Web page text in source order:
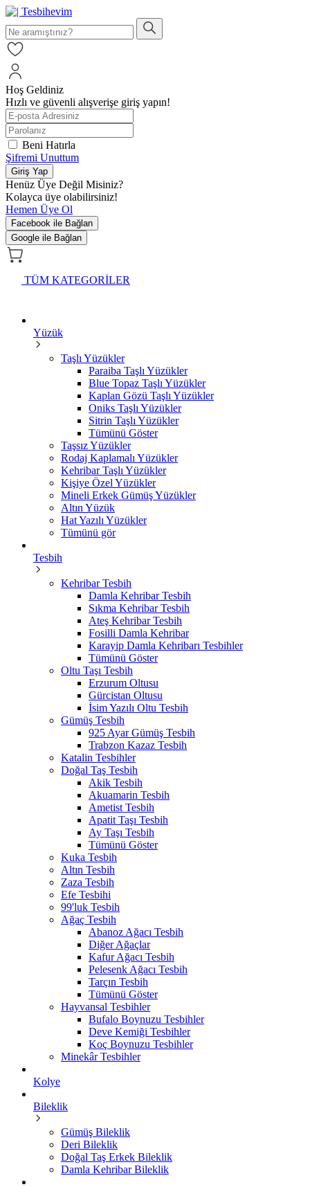
Hoş Geldiniz
Hızlı ve güvenli alışverişe giriş yapın!
Beni Hatırla
Şifremi Unuttum
Giriş Yap
Henüz Üye Değil Misiniz?
Kolayca üye olabilirsiniz!
Hemen Üye Ol
Facebook ile Bağlan
Google ile Bağlan
TÜM KATEGORİLER
Yüzük
Taşlı Yüzükler
Paraiba Taşlı Yüzükler
Blue Topaz Taşlı Yüzükler
Kaplan Gözü Taşlı Yüzükler
Oniks Taşlı Yüzükler
Sitrin Taşlı Yüzükler
Tümünü Göster
Taşsız Yüzükler
Rodaj Kaplamalı Yüzükler
Kehribar Taşlı Yüzükler
Kişiye Özel Yüzükler
Mineli Erkek Gümüş Yüzükler
Altın Yüzük
Hat Yazılı Yüzükler
Tümünü gör
Tesbih
Kehribar Tesbih
Damla Kehribar Tesbih
Sıkma Kehribar Tesbih
Ateş Kehribar Tesbih
Fosilli Damla Kehribar
Karayip Damla Kehribarı Tesbihler
Tümünü Göster
Oltu Taşı Tesbih
Erzurum Oltusu
Gürcistan Oltusu
İsim Yazılı Oltu Tesbih
Gümüş Tesbih
925 Ayar Gümüş Tesbih
Trabzon Kazaz Tesbih
Katalin Tesbihler
Doğal Taş Tesbih
Akik Tesbih
Akuamarin Tesbih
Ametist Tesbih
Apatit Taşı Tesbih
Ay Taşı Tesbih
Tümünü Göster
Kuka Tesbih
Altın Tesbih
Zaza Tesbih
Efe Tesbihi
99'luk Tesbih
Ağaç Tesbih
Abanoz Ağacı Tesbih
Diğer Ağaçlar
Kafur Ağacı Tesbih
Pelesenk Ağacı Tesbih
Tarçın Tesbih
Tümünü Göster
Hayvansal Tesbihler
Bufalo Boynuzu Tesbihler
Deve Kemiği Tesbihler
Koç Boynuzu Tesbihler
Minekâr Tesbihler
Kolye
Bileklik
Gümüş Bileklik
Deri Bileklik
Doğal Taş Erkek Bileklik
Damla Kehribar Bileklik